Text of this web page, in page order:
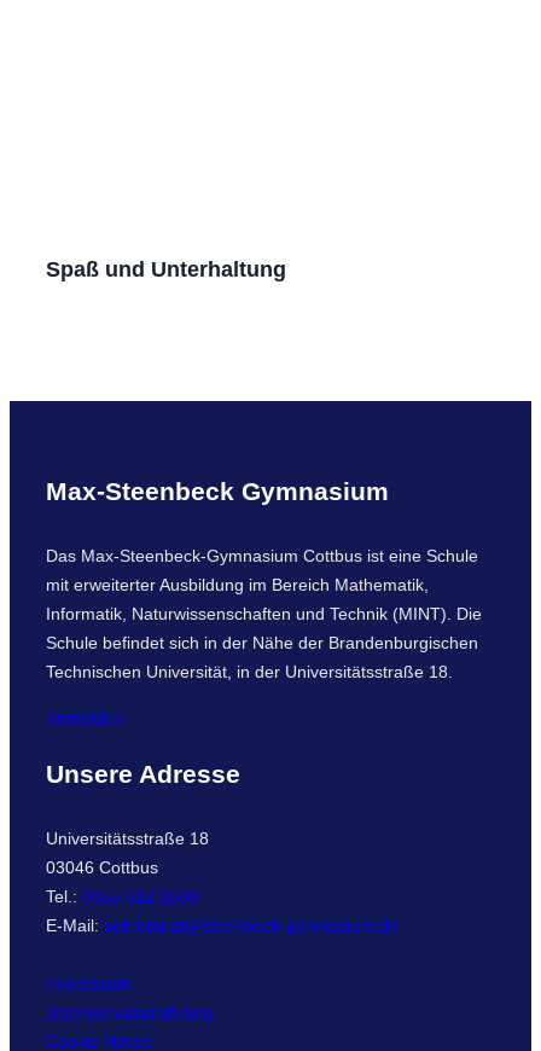
Spaß und Unterhaltung
Max-Steenbeck Gymnasium
Das Max-Steenbeck-Gymnasium Cottbus ist eine Schule
mit erweiterter Ausbildung im Bereich Mathematik,
Informatik, Naturwissenschaften und Technik (MINT). Die
Schule befindet sich in der Nähe der Brandenburgischen
Technischen Universität, in der Universitätsstraße 18.
Anmelden
Unsere Adresse
Universitätsstraße 18
03046 Cottbus
Tel.: 0355 612 1600
E-Mail: sekretariat@steenbeck-gymnasium.de
Impressum
Datenschutzerklärung
Cookie Notice